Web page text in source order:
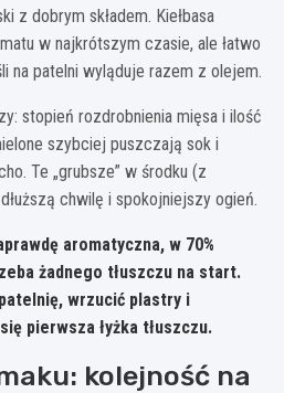
z dobrym składem. Kiełbasa
w najkrótszym czasie, ale łatwo
na patelni wyląduje razem z olejem.
stopień rozdrobnienia mięsa i ilość
szybciej puszczają sok i
Te „grubsze” w środku (z
chwilę i spokojniejszy ogień.
aromatyczna, w 70%
żadnego tłuszczu na start.
wrzucić plastry i
pierwsza łyżka tłuszczu.
kolejność na